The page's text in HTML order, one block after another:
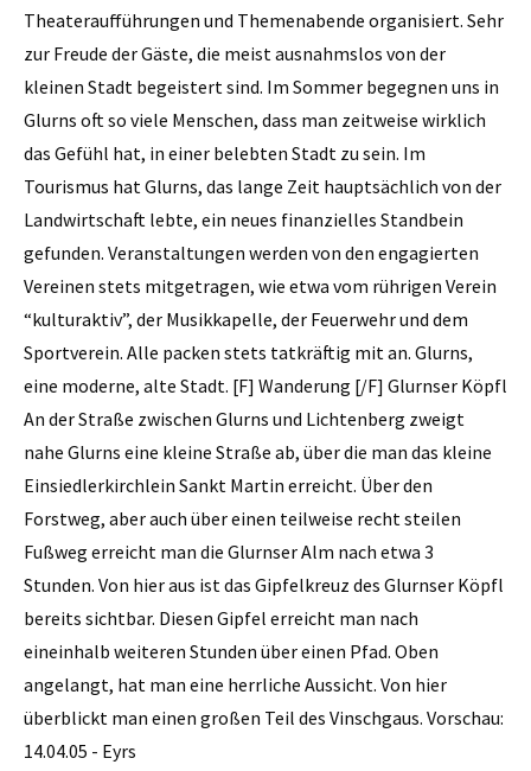
Theateraufführungen und Themenabende organisiert. Sehr
zur Freude der Gäste, die meist ausnahmslos von der
kleinen Stadt begeistert sind. Im Sommer begegnen uns in
Glurns oft so viele Menschen, dass man zeitweise wirklich
das Gefühl hat, in einer belebten Stadt zu sein. Im
Tourismus hat Glurns, das lange Zeit hauptsächlich von der
Landwirtschaft lebte, ein neues finanzielles Standbein
gefunden. Veranstaltungen werden von den engagierten
Vereinen stets mitgetragen, wie etwa vom rührigen Verein
“kulturaktiv”, der Musikkapelle, der Feuerwehr und dem
Sportverein. Alle packen stets tatkräftig mit an. Glurns,
eine moderne, alte Stadt. [F] Wanderung [/F] Glurnser Köpfl
An der Straße zwischen Glurns und Lichtenberg zweigt
nahe Glurns eine kleine Straße ab, über die man das kleine
Einsiedlerkirchlein Sankt Martin erreicht. Über den
Forstweg, aber auch über einen teilweise recht steilen
Fußweg erreicht man die Glurnser Alm nach etwa 3
Stunden. Von hier aus ist das Gipfelkreuz des Glurnser Köpfl
bereits sichtbar. Diesen Gipfel erreicht man nach
eineinhalb weiteren Stunden über einen Pfad. Oben
angelangt, hat man eine herrliche Aussicht. Von hier
überblickt man einen großen Teil des Vinschgaus. Vorschau:
14.04.05 - Eyrs